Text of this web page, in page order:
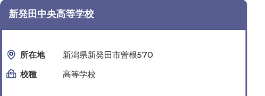
新発田中央高等学校
所在地
新潟県新発田市曽根570
校種
高等学校